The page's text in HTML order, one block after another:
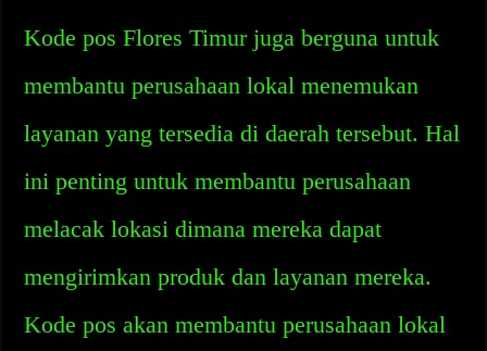
Kode pos Flores Timur juga berguna untuk
membantu perusahaan lokal menemukan
layanan yang tersedia di daerah tersebut. Hal
ini penting untuk membantu perusahaan
melacak lokasi dimana mereka dapat
mengirimkan produk dan layanan mereka.
Kode pos akan membantu perusahaan lokal